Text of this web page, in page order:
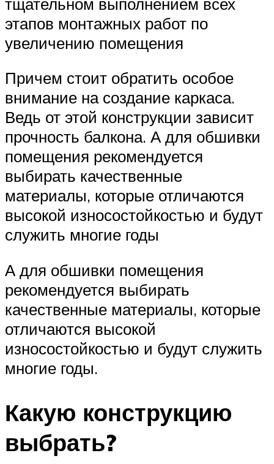
этапов монтажных работ по
увеличению помещения
Причем стоит обратить особое
внимание на создание каркаса.
Ведь от этой конструкции зависит
прочность балкона. А для обшивки
помещения рекомендуется
выбирать качественные
материалы, которые отличаются
высокой износостойкостью и будут
служить многие годы
А для обшивки помещения
рекомендуется выбирать
качественные материалы, которые
отличаются высокой
износостойкостью и будут служить
многие годы.
Какую конструкцию
выбрать?